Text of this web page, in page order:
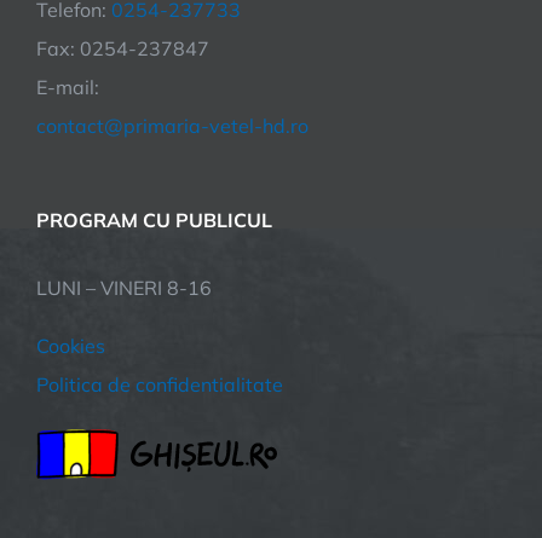
Telefon: 0254-237733
Fax: 0254-237847
E-mail:
contact@primaria-vetel-hd.ro
PROGRAM CU PUBLICUL
LUNI – VINERI 8-16
Cookies
Politica de confidentialitate